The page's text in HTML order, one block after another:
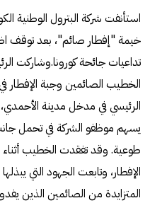
استأنفت شركة البترول الوطنية
خيمة "إفطار صائم"، بعد توقف
تداعيات جائحة كورونا.وشاركت
الخطيب الصائمين وجبة الإفطار
الرئيسي في مدخل مدينة
يسهم موظفو الشركة في تحمل
طوعية. وقد تفقدت الخطيب أثناء
الإفطار، وتابعت الجهود التي
المتزايدة من الصائمين الذين